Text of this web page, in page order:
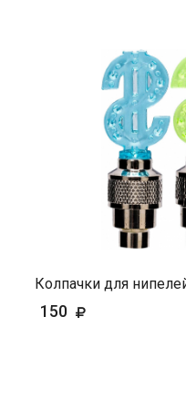
Колпачки для
150